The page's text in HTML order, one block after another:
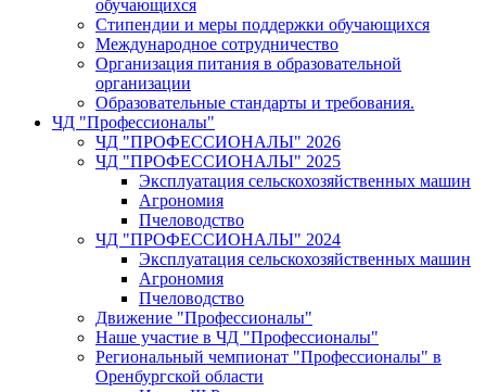
обучающихся
Стипендии и меры поддержки обучающихся
Международное сотрудничество
Организация питания в образовательной
организации
Образовательные стандарты и требования.
ЧД "Профессионалы"
ЧД "ПРОФЕССИОНАЛЫ" 2026
ЧД "ПРОФЕССИОНАЛЫ" 2025
Эксплуатация сельскохозяйственных машин
Агрономия
Пчеловодство
ЧД "ПРОФЕССИОНАЛЫ" 2024
Эксплуатация сельскохозяйственных машин
Агрономия
Пчеловодство
Движение "Профессионалы"
Наше участие в ЧД "Профессионалы"
Региональный чемпионат "Профессионалы" в
Оренбургской области